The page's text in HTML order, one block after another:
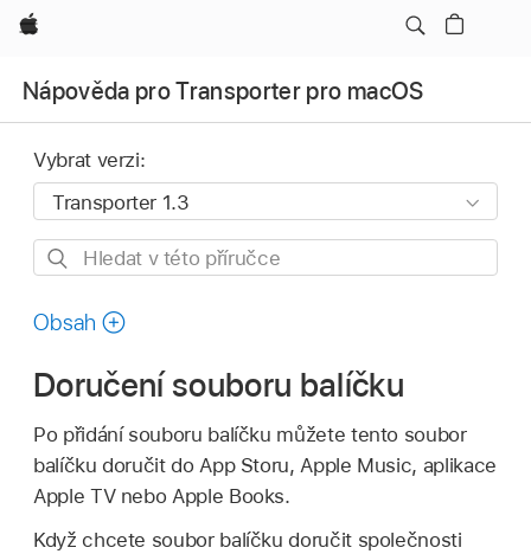
Apple
Nápověda pro Transporter pro macOS
Vybrat verzi:
Hledat
příručce
Obsah
Doručení souboru balíčku
Po přidání souboru balíčku můžete tento soubor
balíčku doručit do App Storu, Apple Music, aplikace
Apple TV nebo Apple Books.
Když chcete soubor balíčku doručit společnosti